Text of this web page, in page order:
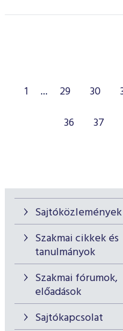
Sajtóközlemények
Szakmai cikkek és
tanulmányok
Szakmai fórumok,
előadások
Sajtókapcsolat
1 ... 29 30
36
37